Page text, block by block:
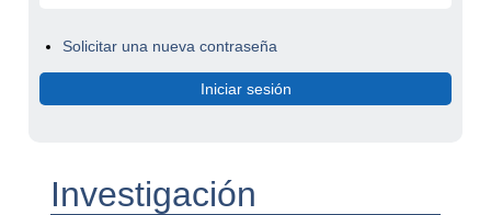
Solicitar una nueva contraseña
Investigación